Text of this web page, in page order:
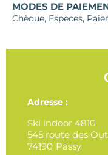
Adresse :
Ski indoor 4810
545 route des
74190 Passy
MODES DE
Chèque, Espèces,